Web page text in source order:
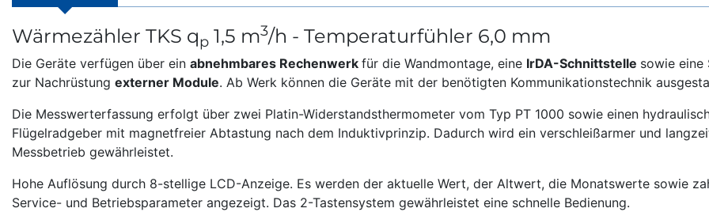
Wärmezähler TKS qp 1,5 m3/h - Temperaturfühler 6,0 mm
Die Geräte verfügen über ein abnehmbares Rechenwerk für die Wandmontage, eine IrDA-Schnittstelle sowie eine
zur Nachrüstung externer Module. Ab Werk können die Geräte mit der benötigten Kommunikationstechnik
Die Messwerterfassung erfolgt über zwei Platin-Widerstandsthermometer vom Typ PT 1000 sowie einen
Flügelradgeber mit magnetfreier Abtastung nach dem Induktivprinzip. Dadurch wird ein verschleißarmer und
Messbetrieb gewährleistet.
Hohe Auflösung durch 8-stellige LCD-Anzeige. Es werden der aktuelle Wert, der Altwert, die Monatswerte sowie
Service- und Betriebsparameter angezeigt. Das 2-Tastensystem gewährleistet eine schnelle Bedienung.